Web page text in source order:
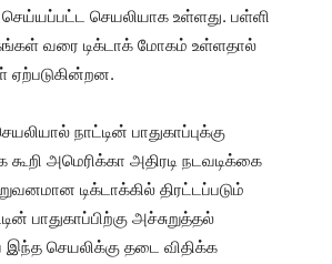
செயலியாக உள்ளது. பள்ளி
வரை டிக்டாக் மோகம் உள்ளதால்
ஏற்படுகின்றன.
நாட்டின் பாதுகாப்புக்கு
அமெரிக்கா அதிரடி நடவடிக்கை
டிக்டாக்கில் திரட்டப்படும்
பாதுகாப்பிற்கு அச்சுறுத்தல்
செயலிக்கு தடை விதிக்க